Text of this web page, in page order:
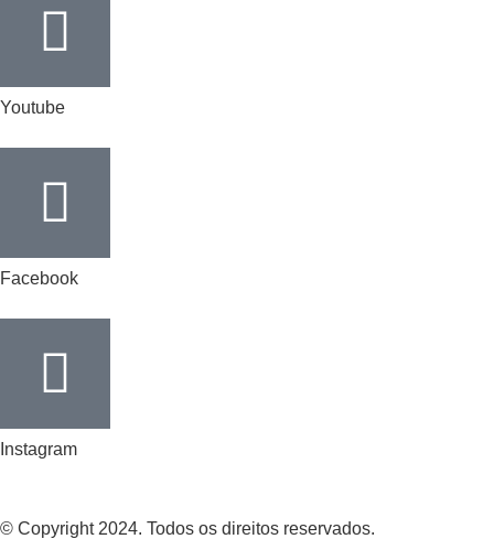
Youtube
Facebook
Instagram
© Copyright 2024. Todos os direitos reservados.